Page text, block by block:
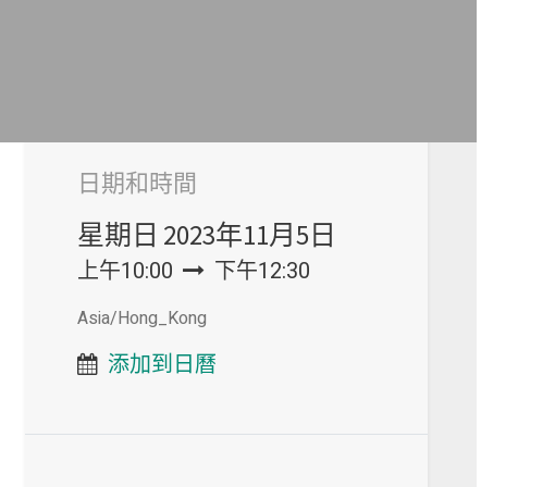
日期和時間
星期日 2023年11月5日
上午10:00 下午12:30
Asia/Hong_Kong
添加到日曆